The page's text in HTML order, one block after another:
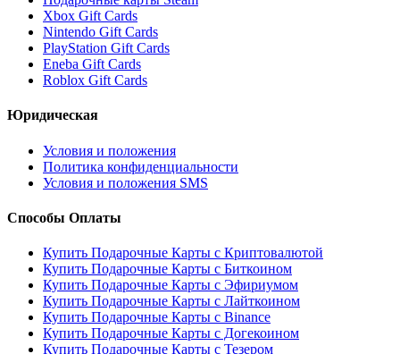
Xbox Gift Cards
Nintendo Gift Cards
PlayStation Gift Cards
Eneba Gift Cards
Roblox Gift Cards
Юридическая
Условия и положения
Политика конфиденциальности
Условия и положения SMS
Способы Оплаты
Купить Подарочные Карты с Криптовалютой
Купить Подарочные Карты с Биткоином
Купить Подарочные Карты с Эфириумом
Купить Подарочные Карты с Лайткоином
Купить Подарочные Карты с Binance
Купить Подарочные Карты с Догекоином
Купить Подарочные Карты с Тезером